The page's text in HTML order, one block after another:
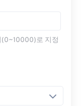
(0~10000)로 지정